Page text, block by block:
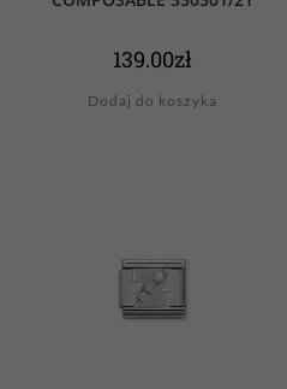
139.00zł
Dodaj do koszyka